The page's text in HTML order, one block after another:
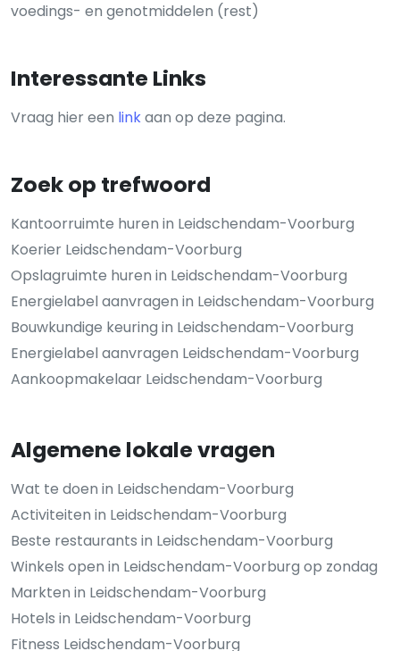
voedings- en genotmiddelen (rest)
Interessante Links
Vraag hier een linkaan op deze pagina.
Zoek op trefwoord
Kantoorruimte huren in Leidschendam-Voorburg
Koerier Leidschendam-Voorburg
Opslagruimte huren in Leidschendam-Voorburg
Energielabel aanvragen in Leidschendam-Voorburg
Bouwkundige keuring in Leidschendam-Voorburg
Energielabel aanvragen Leidschendam-Voorburg
Aankoopmakelaar Leidschendam-Voorburg
Algemene lokale vragen
Wat te doen in Leidschendam-Voorburg
Activiteiten in Leidschendam-Voorburg
Beste restaurants in Leidschendam-Voorburg
Winkels open in Leidschendam-Voorburg op zondag
Markten in Leidschendam-Voorburg
Hotels in Leidschendam-Voorburg
Fitness Leidschendam-Voorburg